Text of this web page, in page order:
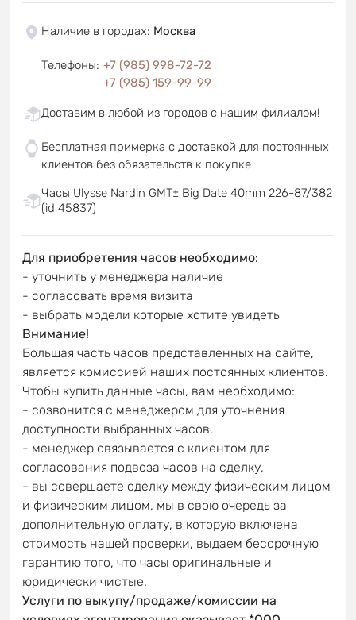
Наличие в городах: Москва
Телефоны: +7 (985) 998-72-72
+7 (985) 159-99-99
Доставим в любой из городов с нашим филиалом!
Бесплатная примерка с доставкой для постоянных
клиентов без обязательств к покупке
Часы Ulysse Nardin GMT± Big Date 40mm 226-87/382
(id 45837)
Для приобретения часов необходимо:
- уточнить у менеджера наличие
- согласовать время визита
- выбрать модели которые хотите увидеть
Внимание!
Большая часть часов представленных на сайте,
является комиссией наших постоянных клиентов.
Чтобы купить данные часы, вам необходимо:
- созвонится с менеджером для уточнения
доступности выбранных часов,
- менеджер связывается с клиентом для
согласования подвоза часов на сделку,
- вы совершаете сделку между физическим лицом
и физическим лицом, мы в свою очередь за
дополнительную оплату, в которую включена
стоимость нашей проверки, выдаем бессрочную
гарантию того, что часы оригинальные и
юридически чистые.
Услуги по выкупу/продаже/комиссии на